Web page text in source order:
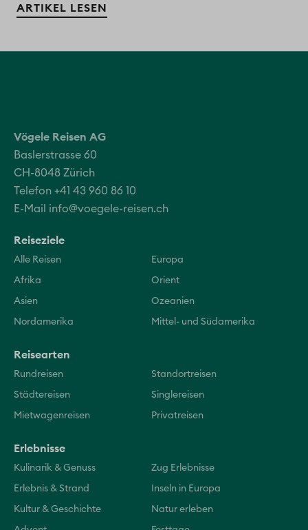
ARTIKEL LESEN
Vögele Reisen AG
Baslerstrasse 60
CH-8048 Zürich
Telefon +41 43 960 86 10
E-Mail info@voegele-reisen.ch
Reiseziele
Alle Reisen Europa
Afrika Orient
Asien Ozeanien
Nordamerika Mittel- und Südamerika
Reisearten
Rundreisen Standortreisen
Städtereisen Singlereisen
Mietwagenreisen Privatreisen
Erlebnisse
Kulinarik & Genuss Zug Erlebnisse
Erlebnis & Strand Inseln in Europa
Kultur & Geschichte Natur erleben